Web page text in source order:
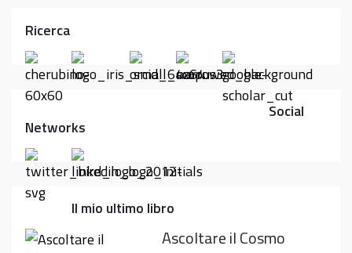
Ricerca
Social
Networks
Il mio ultimo libro
Ascoltare il Cosmo